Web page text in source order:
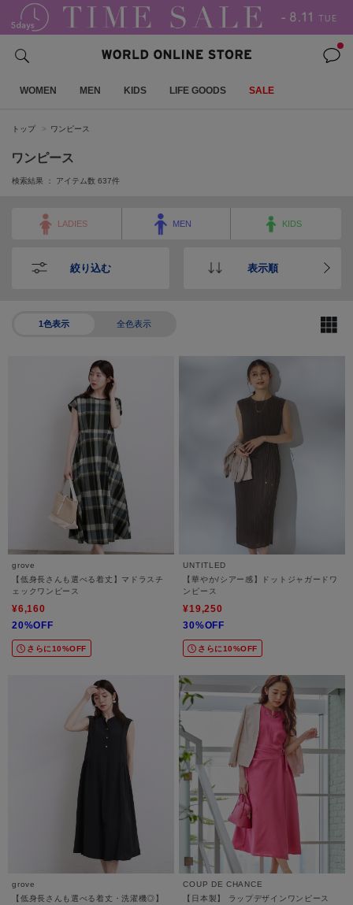
WOMEN MEN KIDS LIFE GOODS SALE
トップ ワンピース
ワンピース
検索結果 ： アイテム数 637件
LADIES MEN KIDS
絞り込む 表示順
1色表示 全色表示
grove
【低身長さんも選べる着丈】マドラスチ
ェックワンピース
¥6,160
20%OFF
さらに10%OFF
UNTITLED
【華やか/シアー感】ドットジャガードワ
ンピース
¥19,250
30%OFF
さらに10%OFF
grove
【低身長さんも選べる着丈・洗濯機◎】
COUP DE CHANCE
【日本製】 ラップデザインワンピース